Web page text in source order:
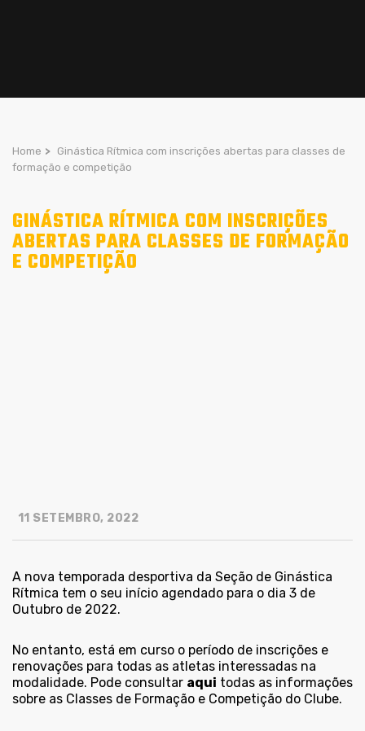
Home > Ginástica Rítmica com inscrições abertas para classes de
formação e competição
GINÁSTICA RÍTMICA COM INSCRIÇÕES
ABERTAS PARA CLASSES DE FORMAÇÃO
E COMPETIÇÃO
11 SETEMBRO, 2022
A nova temporada desportiva da Seção de Ginástica
Rítmica tem o seu início agendado para o dia 3 de
Outubro de 2022.
No entanto, está em curso o período de inscrições e
renovações para todas as atletas interessadas na
modalidade. Pode consultar aqui todas as informações
sobre as Classes de Formação e Competição do Clube.